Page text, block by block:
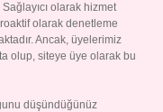
olarak hizmet
olarak denetleme
Ancak, üyelerimiz
olup, siteye üye olarak bu
düşündüğünüz